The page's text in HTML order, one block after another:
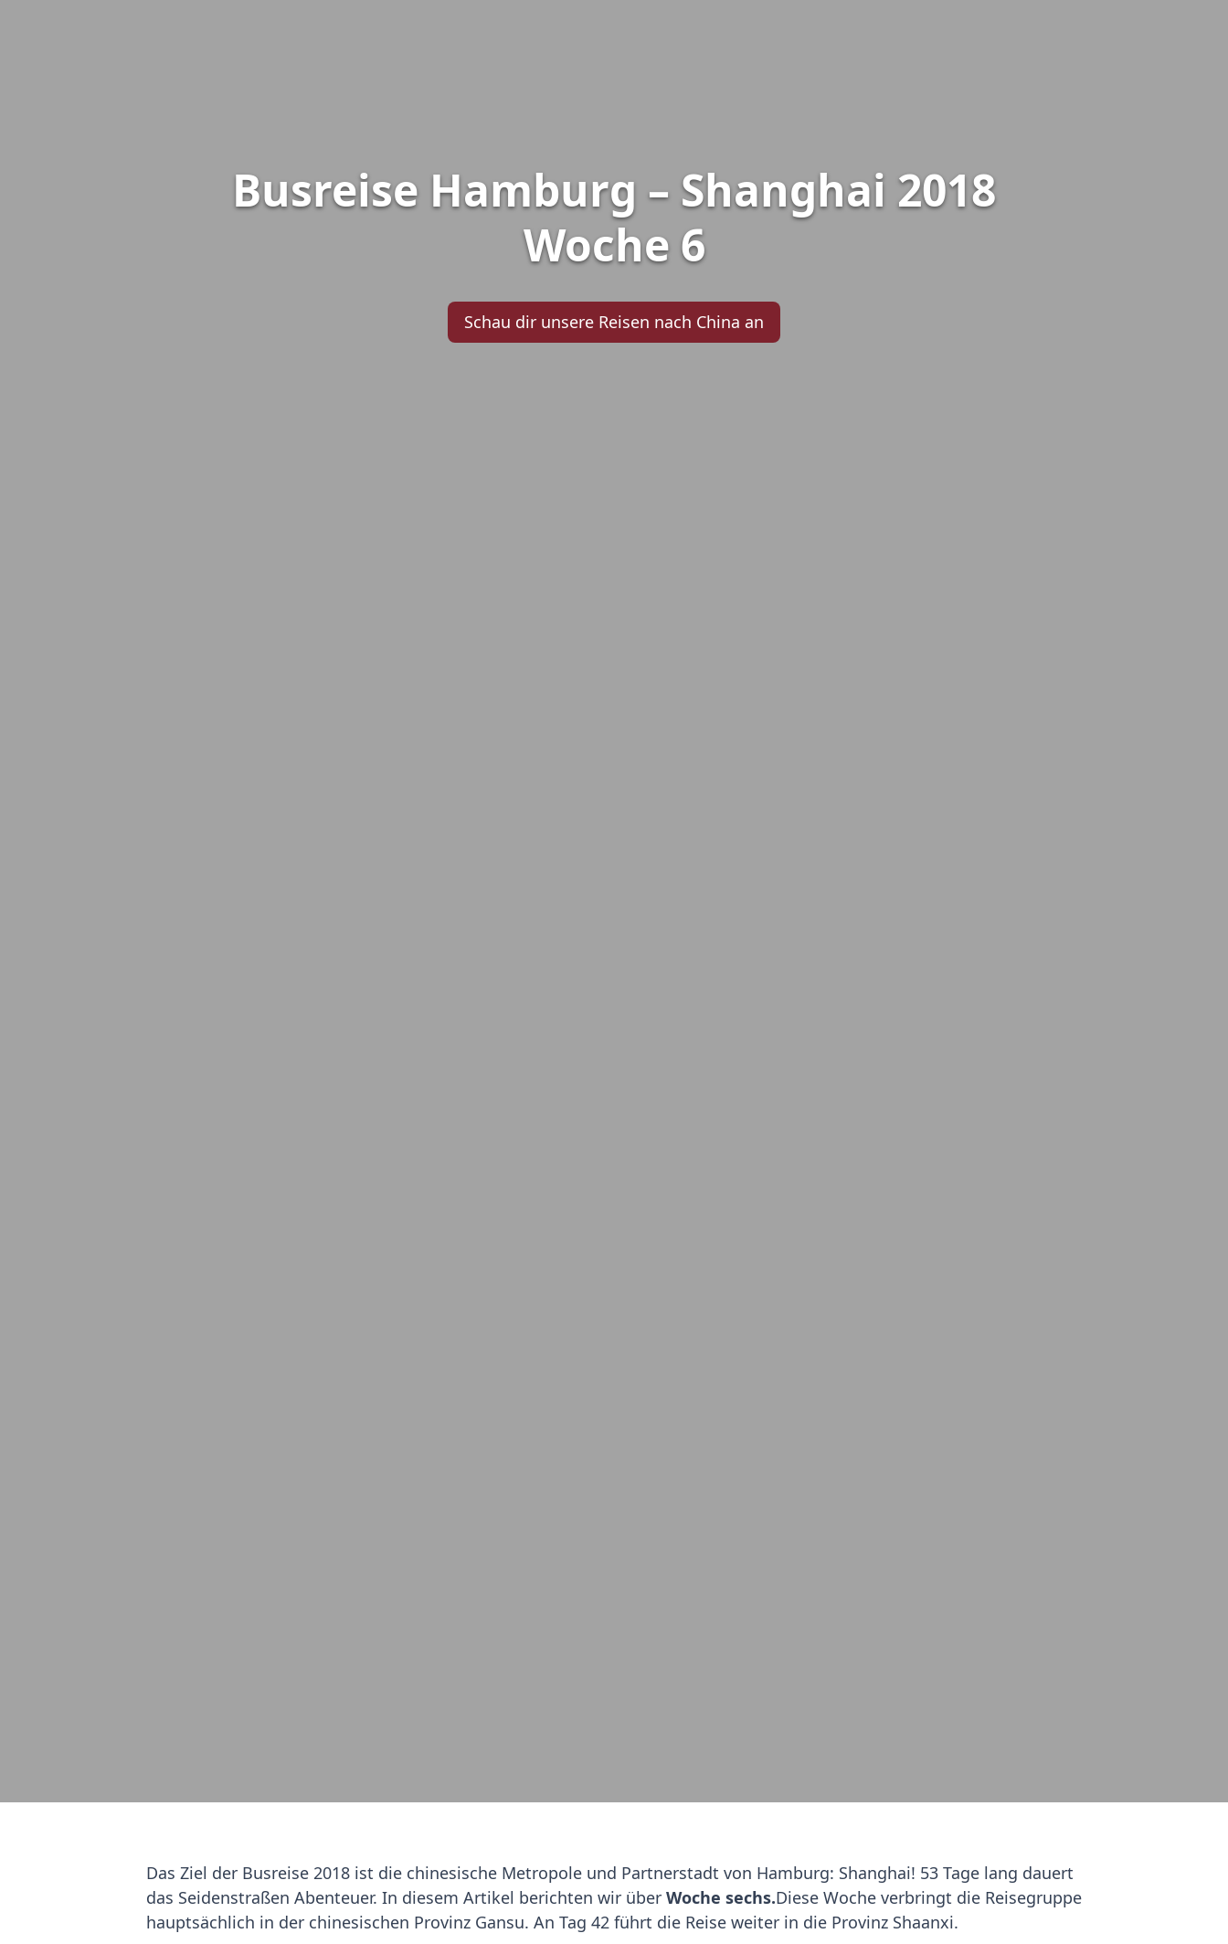
Busreise Hamburg – Shanghai 2018
Woche 6
Schau dir unsere Reisen nach China an
Das Ziel der Busreise 2018 ist die chinesische Metropole und Partnerstadt von Hamburg: Shanghai! 53 Tage lang dauert
das Seidenstraßen Abenteuer. In diesem Artikel berichten wir über Woche sechs.Diese Woche verbringt die Reisegruppe
hauptsächlich in der chinesischen Provinz Gansu. An Tag 42 führt die Reise weiter in die Provinz Shaanxi.